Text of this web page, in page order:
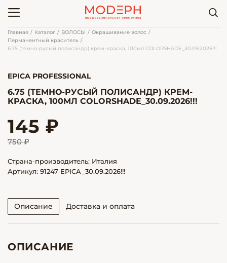
Главная Каталог ВОЛОСЫ
Окрашивание волос
Перманентный краситель
6.75 (темно-русый полисандр) крем-краска, 100мл COLORSHADE_30.09.2026!!!
EPICA PROFESSIONAL
6.75 (ТЕМНО-РУСЫЙ ПОЛИСАНДР) КРЕМ-
КРАСКА, 100МЛ COLORSHADE_30.09.2026!!!
145 ₽
750 ₽
Страна-производитель: Италия
Артикул: 91247 EPICA_30.09.2026!!!
Описание Доставка и оплата
ОПИСАНИЕ